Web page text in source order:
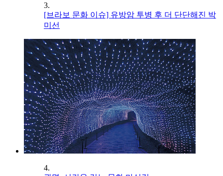
3.
[브라보 문화 이슈] 유방암 투병 후 더 단단해진 박
미선
4.